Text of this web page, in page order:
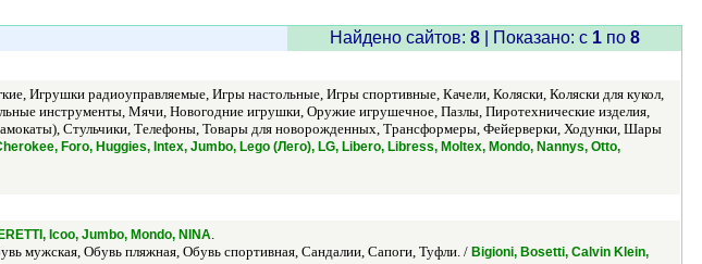
Найдено сайтов: 8| Показано: c 1по 8
Игрушки радиоуправляемые, Игры настольные, Игры спортивные, Качели, Коляски, Коляски для кукол,
инструменты, Мячи, Новогодние игрушки, Оружие игрушечное, Пазлы, Пиротехнические изделия,
Стульчики, Телефоны, Товары для новорожденных, Трансформеры, Фейерверки, Ходунки, Шары
Foro, Huggies, Intex, Jumbo, Lego (Лего), LG, Libero, Libress, Moltex, Mondo, Nannys, Otto,
Icoo, Jumbo, Mondo, NINA.
мужская, Обувь пляжная, Обувь спортивная, Сандалии, Сапоги, Туфли. / Bigioni, Bosetti, Calvin Klein,